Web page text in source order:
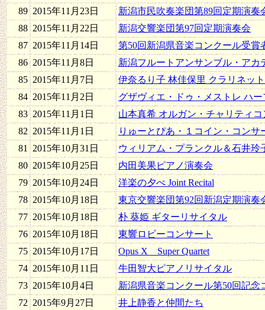
89 2015年11月23日
新潟市民吹奏楽団第89回定期演奏
88 2015年11月22日
新潟交響楽団第97回定期演奏会
87 2015年11月14日
第50回新潟県音楽コンクール受賞
86 2015年11月8日
新潟フルートアンサンブル・アカ
85 2015年11月7日
伊奈るり子 林佳保里 クラリネッ
84 2015年11月2日
グザヴィエ・ドゥ・メストレ ハ
83 2015年11月1日
山本真希 オルガン・チャリティ
82 2015年11月1日
りゅーとぴあ・１コイン・コンサ
81 2015年10月31日
ウィリアム・プランクル＆石井玲
80 2015年10月25日
内田美果ピアノ演奏会
79 2015年10月24日
洋楽の夕べ Joint Recital
78 2015年10月18日
東京交響楽団第92回新潟定期演奏
77 2015年10月18日
朴 葵姫 ギターリサイタル
76 2015年10月18日
東響ロビーコンサート
75 2015年10月17日
Opus X Super Quartet
74 2015年10月11日
牛田智大ピアノリサイタル
73 2015年10月4日
新潟県音楽コンクール第50回記念
72 2015年9月27日
井上静香と仲間たち